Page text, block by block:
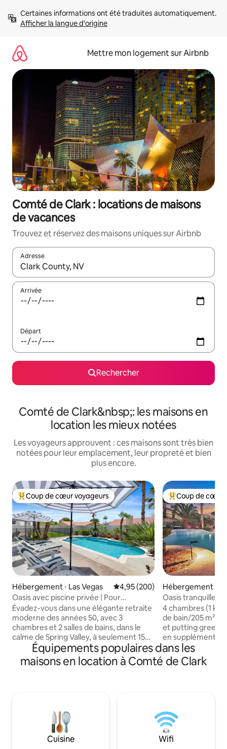
directement
Afficher la langue d'origine
Mettre mon logement sur Airbnb
Comté de Clark : locations de maisons
de vacances
Trouvez et réservez des maisons uniques sur Airbnb
Adresse
Lorsque les résultats s'affichent, utilisez les flèches vers le
Arrivée
Départ
Rechercher
Comté de Clark&nbsp;: les maisons en
location les mieux notées
Les voyageurs approuvent : ces maisons sont très bien
notées pour leur emplacement, leur propreté et bien
plus encore.
Coups de cœur voyageurs les plus appréciés
Coup de cœur voyageurs
Hébergement ⋅ Las Vegas Évaluation moyenne sur la
4,95 (200)
Oasis avec piscine privée | Pour
8 personnes | À 15 minutes du Strip
Évadez-vous dans une élégante retraite
moderne des années 50, avec 3
chambres et 2 salles de bains, dans le
calme de Spring Valley, à seulement 15
minutes du Strip de Las Vegas. Peut
accueillir confortablement 8 personnes
autour d'une piscine privée et sécurisée.
livres et de jouets pour enfants.
Détendez-vous au bord de la piscine,
faites un barbecue sur le patio couvert
ou réunissez-vous autour de la
Coups de cœur
Coup de cœur
Hébergement ⋅
Oasis tranquille
en supplément)
4 chambres (1
de bain/205 m²,
et putting green
en supplément). Salle de jeux, cuisine
bien
télévision
belle piscine
City. L'espace
chaises longues
piscine
table extérieure
Équipements populaires dans les
maisons en location à Comté de Clark
Cuisine Wifi